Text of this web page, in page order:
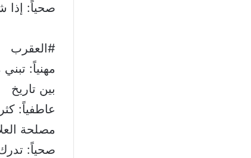
صحياً: إذا
#العقرب
مهنياً:
بين تاريخ
عاطفياً:
مصلحة
صحياً: